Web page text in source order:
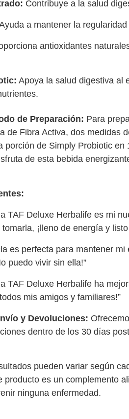
Contribuye a la salud
a mantener la
antioxidantes
Apoya la salud digestiva al
de Preparación: Para
de Fibra Activa, dos medidas
porción de Simply Probiotic
de esta bebida
TAF Deluxe Herbalife es mi
¡lleno de energía y
es perfecta para mantener
puedo vivir sin ella!”
TAF Deluxe Herbalife ha
mis amigos y familiares!”
y Devoluciones:
dentro de los 30 días
pueden variar según
producto es un complemento
ninguna enfermedad.